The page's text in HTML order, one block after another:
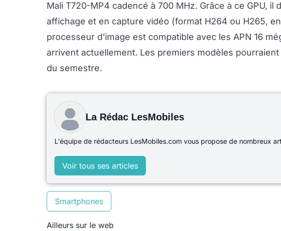
Mali T720-MP4 cadencé à 700 MHz. Grâce à ce GPU, il
affichage et en capture vidéo (format H264 ou H265,
processeur d’image est compatible avec les APN 16
arrivent actuellement. Les premiers modèles
du semestre.
La Rédac LesMobiles
L'équipe de rédacteurs LesMobiles.com vous propose de nombreux
Voir tous ses articles
Smartphones
Ailleurs sur le web